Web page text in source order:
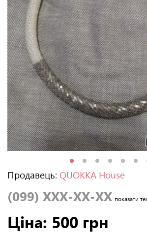
Продавець: QUOKKA House
(099) XXX-XX-XX показати
Ціна: 500 грн